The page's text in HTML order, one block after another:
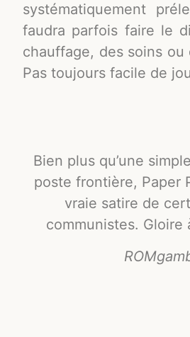
systématiquement
faudra parfois faire le
chauffage, des soins
Pas toujours facile de
Bien plus qu’une
poste frontière, Paper
vraie satire de
communistes. Gloire